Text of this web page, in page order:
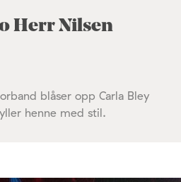
Herr Nilsen
blåser opp Carla Bley
henne med stil.